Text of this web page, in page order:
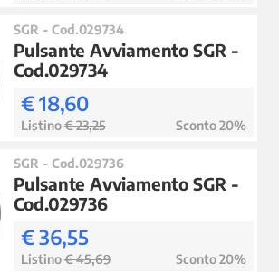
SGR - Cod.029734
Pulsante Avviamento SGR -
Cod.029734
€ 18,60
Listino€ 23,25 Sconto 20%
SGR - Cod.029736
Pulsante Avviamento SGR -
Cod.029736
€ 36,55
Listino€ 45,69 Sconto 20%